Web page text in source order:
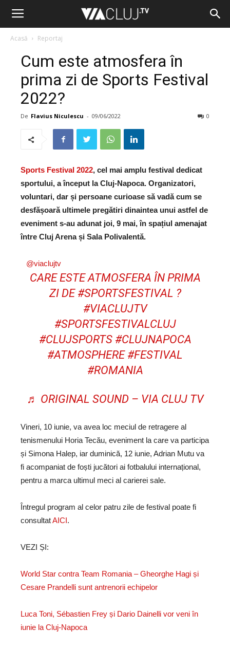
Acasă Reportaj
Cum este atmosfera în
prima zi de Sports Festival
2022?
De Flavius Niculescu - 09/06/2022 0
Sports Festival 2022, cel mai amplu festival dedicat
sportului, a început la Cluj-Napoca. Organizatori,
voluntari, dar și persoane curioase să vadă cum se
desfășoară ultimele pregătiri dinaintea unui astfel de
eveniment s-au adunat joi, 9 mai, în spațiul amenajat
între Cluj Arena și Sala Polivalentă.
@viaclujtv
CARE ESTE ATMOSFERA ÎN PRIMA
ZI DE #SPORTSFESTIVAL ?
#VIACLUJTV
#SPORTSFESTIVALCLUJ
#CLUJSPORTS #CLUJNAPOCA
#ATMOSPHERE #FESTIVAL
#ROMANIA
♬ ORIGINAL SOUND – VIA CLUJ TV
Vineri, 10 iunie, va avea loc meciul de retragere al
tenismenului Horia Tecău, eveniment la care va participa
și Simona Halep, iar duminică, 12 iunie, Adrian Mutu va
fi acompaniat de foști jucători ai fotbalului internațional,
pentru a marca ultimul meci al carierei sale.
Întregul program al celor patru zile de festival poate fi
consultatAICI.
VEZI ȘI:
World Star contra Team Romania – Gheorghe Hagi și
Cesare Prandelli sunt antrenorii echipelor
Luca Toni, Sébastien Frey și Dario Dainelli vor veni în
iunie la Cluj-Napoca